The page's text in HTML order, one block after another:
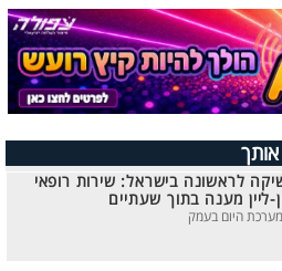
אותך
לראשונה בישראל: שירות רופאי
ליין מענה בתוך שעתיים